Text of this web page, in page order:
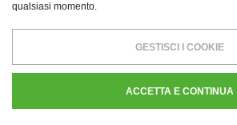
© Copyright 2026 - Autoguidovie spa
103484 - P. Iva 11907120155 - CF. e
qualsiasi momento.
GESTISCI I COOKIE
ACCETTA E CONTINUA